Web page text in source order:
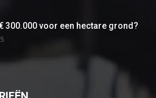
300.000 voor een hectare grond?